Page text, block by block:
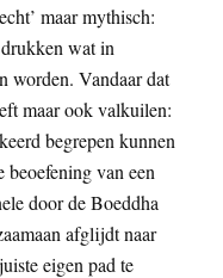
maar mythisch:
wat in
worden. Vandaar dat
maar ook valkuilen:
begrepen kunnen
beoefening van een
door de Boeddha
afglijdt naar
eigen pad te